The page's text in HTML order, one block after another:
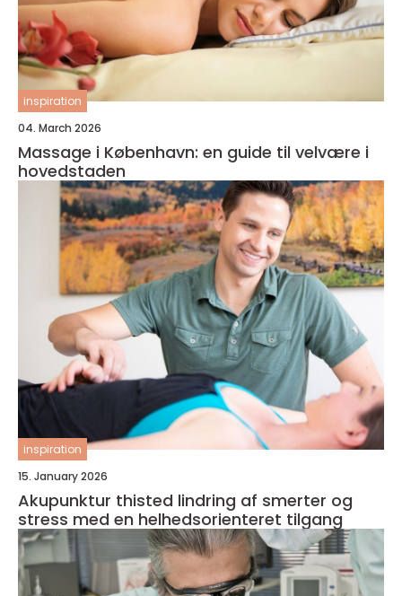
inspiration
04. March 2026
Massage i København: en guide til velvære i
hovedstaden
inspiration
15. January 2026
Akupunktur thisted lindring af smerter og
stress med en helhedsorienteret tilgang